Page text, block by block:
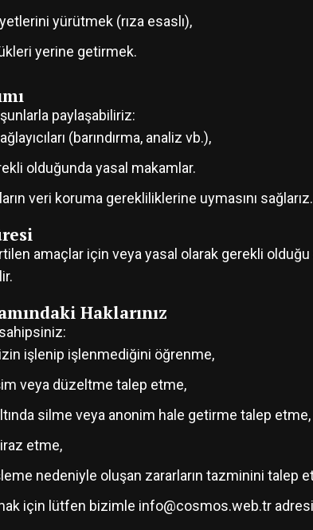
yürütmek (rıza esaslı),
yerine getirmek.
paylaşabiliriz:
(barındırma, analiz vb.),
olduğunda yasal makamlar.
veri koruma gerekliliklerine uymasını sağlarız.
amaçlar için veya yasal olarak gerekli
Haklarınız
işlenip işlenmediğini öğrenme,
veya düzeltme talep etme,
silme veya anonim hale getirme talep etme,
etme,
nedeniyle oluşan zararların tazminini talep
için lütfen bizimle info@cosmos.web.tr